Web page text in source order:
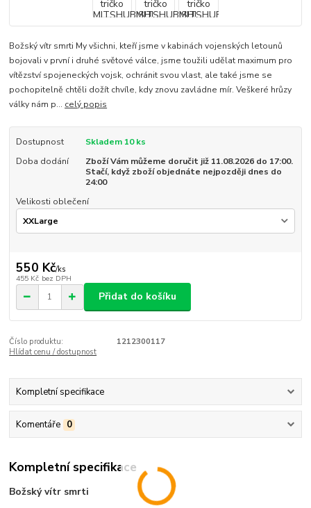
Božský vítr smrti My všichni, kteří jsme v kabinách vojenských letounů
bojovali v první i druhé světové válce, jsme toužili udělat maximum pro
vítězství spojeneckých vojsk, ochránit svou vlast, ale také jsme se
pochopitelně chtěli dožít chvíle, kdy znovu zavládne mír. Veškeré hrůzy
války nám p... celý popis
Dostupnost
Skladem 10 ks
Doba dodání
Zboží Vám můžeme doručit již 11.08.2026 do 17:00.
Stačí, když zboží objednáte nejpozději dnes do
24:00
Velikosti oblečení
550 Kč/ks
455 Kč bez DPH
Přidat do košíku
Číslo produktu:
1212300117
Hlídat cenu / dostupnost
Kompletní specifikace
Komentáře 0
Kompletní specifikace
Božský vítr smrti